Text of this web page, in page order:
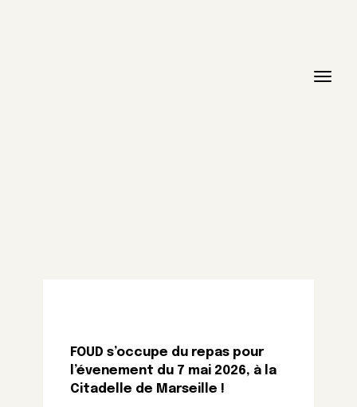
FOUD s’occupe du repas pour
l’évenement du 7 mai 2026, à la
Citadelle de Marseille !